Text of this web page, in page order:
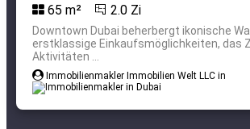
65 m²
2.0 Zi
Downtown Dubai beherbergt ikonische
erstklassige Einkaufsmöglichkeiten, das
Aktivitäten ...
Immobilienmakler Immobilien Welt LLC in